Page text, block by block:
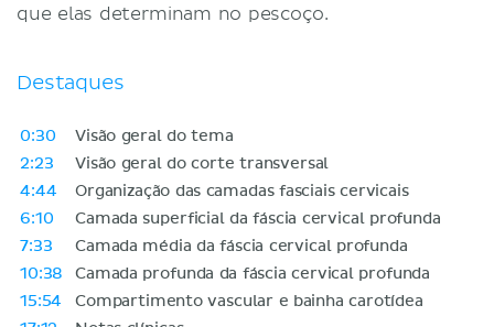
que elas determinam no pescoço.
Destaques
0:30
Visão geral do tema
2:23
Visão geral do corte transversal
4:44
Organização das camadas fasciais cervicais
6:10
Camada superficial da fáscia cervical profunda
7:33
Camada média da fáscia cervical profunda
10:38
Camada profunda da fáscia cervical profunda
15:54
Compartimento vascular e bainha carotídea